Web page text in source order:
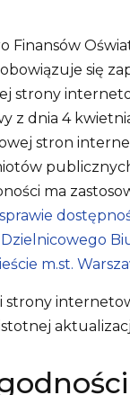
Finansów
się
strony
z dnia 4
stron
ma
m.st.
strony